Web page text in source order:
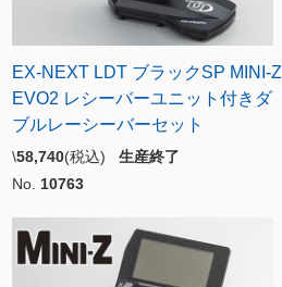
EX-NEXT LDT ブラックSP MINI-Z
EVO2 レシーバーユニット付きダ
ブルレーシーバーセット
\58,740(税込) 生産終了
No. 10763